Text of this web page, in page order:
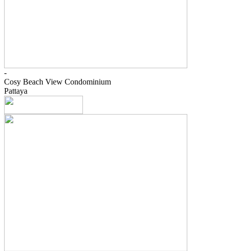
-
Cosy Beach View Condominium
Pattaya